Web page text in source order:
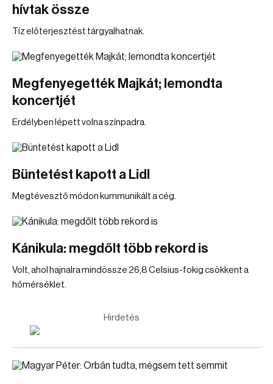
hívtak össze
Tíz előterjesztést tárgyalhatnak.
Megfenyegették Majkát; lemondta
koncertjét
Erdélyben lépett volna színpadra.
Büntetést kapott a Lidl
Megtévesztő módon kummunikált a cég.
Kánikula: megdőlt több rekord is
Volt, ahol hajnalra mindössze 26,8 Celsius-fokig csökkent a
hőmérséklet.
Hirdetés